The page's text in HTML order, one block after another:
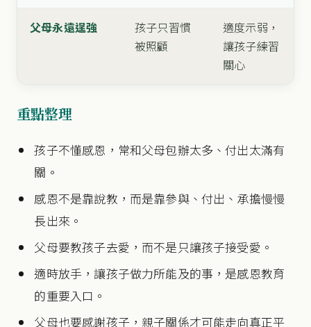
父母永遠逞強
孩子只習慣
被照顧
適度示弱，
讓孩子練習
關心
重點整理
孩子不懂感恩，常和父母包辦太多、付出太滿有
關。
感恩不是靠說教，而是靠參與、付出、承擔慢慢
長出來。
父母要教孩子去愛，而不是只讓孩子接受愛。
適時放手，讓孩子做力所能及的事，是感恩教育
的重要入口。
父母也要感謝孩子，親子關係才可能走向真正平